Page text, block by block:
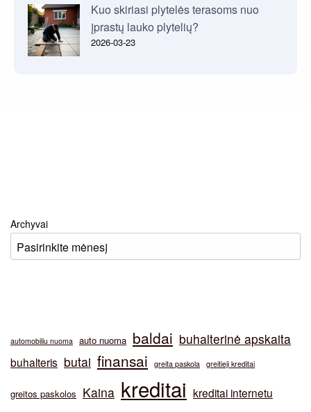
Kuo skiriasi plytelės terasoms nuo
įprastų lauko plytelių?
2026-03-23
Archyvai
automobiliu nuoma auto nuoma baldai buhalterinė apskaita
buhalteris butai finansai greita paskola greitieji kreditai
greitos paskolos Kaina kreditai kreditai internetu